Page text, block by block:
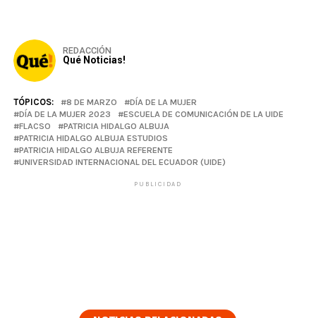
REDACCIÓN
Qué Noticias!
TÓPICOS: 8 DE MARZO
DÍA DE LA MUJER
DÍA DE LA MUJER 2023
ESCUELA DE COMUNICACIÓN DE LA UIDE
FLACSO
PATRICIA HIDALGO ALBUJA
PATRICIA HIDALGO ALBUJA ESTUDIOS
PATRICIA HIDALGO ALBUJA REFERENTE
UNIVERSIDAD INTERNACIONAL DEL ECUADOR (UIDE)
PUBLICIDAD